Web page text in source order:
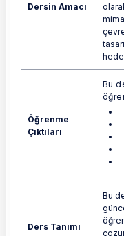
Dersin Amacı
Öğrenme
Çıktıları
Bu
Ders Tanımı
Bu